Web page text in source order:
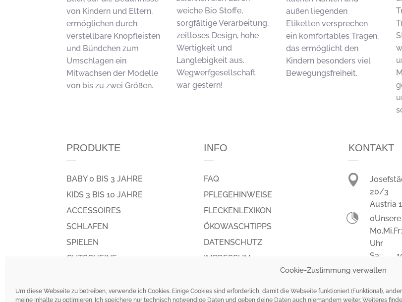
Cookie-Zustimmung verwalten
Um diese Webseite zu betreiben, verwende ich Cookies. Einige Cookies sind erforderlich, damit die Webseite funktioniert (Funktional),
meine Inhalte zu optimieren. Ich speichere nur technisch notwendige Daten und geben deine Daten auch niemandem weiter. Weiteres
von Kindern und Eltern,
ermöglichen durch
verstellbare Knopfleisten
und Bündchen zum
Umschlagen ein
Mitwachsen der Modelle
von bis zu zwei Größen.
weiche Bio Stoffe,
sorgfältige Verarbeitung,
zeitloses Design, hohe
Wertigkeit und
Langlebigkeit aus.
Wegwerfgesellschaft
war gestern!
außen liegenden
Etiketten versprechen
ein komfortables Tragen,
das ermöglicht den
Kindern besonders viel
Bewegungsfreiheit.
PRODUKTE
BABY 0 BIS 3 JAHRE
KIDS 3 BIS 10 JAHRE
ACCESSOIRES
SCHLAFEN
SPIELEN
GUTSCHEINE
INFO
FAQ
PFLEGEHINWEISE
FLECKENLEXIKON
ÖKOWASCHTIPPS
DATENSCHUTZ
IMPRESSUM
KONTAKT

20/3
Austria

Uhr
Sa:

